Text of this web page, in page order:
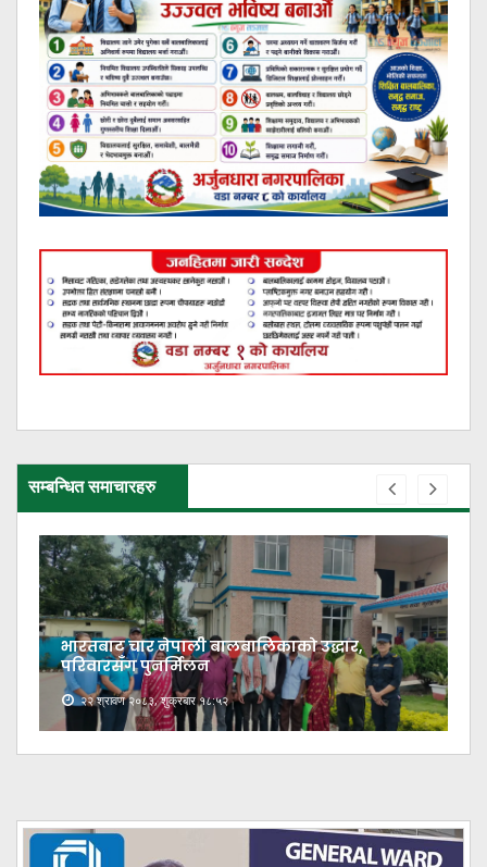
सम्बन्धित समाचारहरु
भारतबाट चार नेपाली बालबालिकाको उद्धार,
परिवारसँग पुनर्मिलन
२२ श्रावण २०८३, शुक्रबार १८:५२